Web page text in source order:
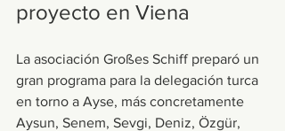
proyecto en Viena
La asociación Großes Schiff preparó un
gran programa para la delegación turca
en torno a Ayse, más concretamente
Aysun, Senem, Sevgi, Deniz, Özgür,